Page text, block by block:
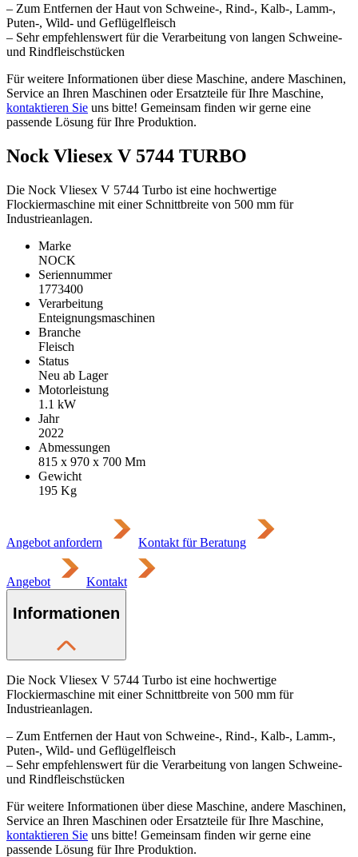
– Zum Entfernen der Haut von Schweine-, Rind-, Kalb-, Lamm-,
Puten-, Wild- und Geflügelfleisch
– Sehr empfehlenswert für die Verarbeitung von langen Schweine-
und Rindfleischstücken
Für weitere Informationen über diese Maschine, andere Maschinen,
Service an Ihren Maschinen oder Ersatzteile für Ihre Maschine,
kontaktieren Sie uns bitte! Gemeinsam finden wir gerne eine
passende Lösung für Ihre Produktion.
Nock Vliesex V 5744 TURBO
Die Nock Vliesex V 5744 Turbo ist eine hochwertige
Flockiermaschine mit einer Schnittbreite von 500 mm für
Industrieanlagen.
Marke
NOCK
Seriennummer
1773400
Verarbeitung
Enteignungsmaschinen
Branche
Fleisch
Status
Neu ab Lager
Motorleistung
1.1 kW
Jahr
2022
Abmessungen
815 x 970 x 700 Mm
Gewicht
195 Kg
Angebot anfordern Kontakt für Beratung
Angebot Kontakt
Informationen
Die Nock Vliesex V 5744 Turbo ist eine hochwertige
Flockiermaschine mit einer Schnittbreite von 500 mm für
Industrieanlagen.
– Zum Entfernen der Haut von Schweine-, Rind-, Kalb-, Lamm-,
Puten-, Wild- und Geflügelfleisch
– Sehr empfehlenswert für die Verarbeitung von langen Schweine-
und Rindfleischstücken
Für weitere Informationen über diese Maschine, andere Maschinen,
Service an Ihren Maschinen oder Ersatzteile für Ihre Maschine,
kontaktieren Sie uns bitte! Gemeinsam finden wir gerne eine
passende Lösung für Ihre Produktion.